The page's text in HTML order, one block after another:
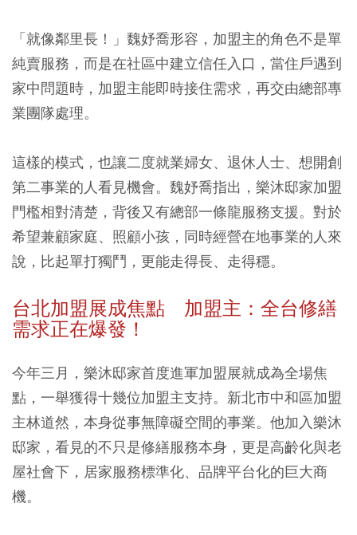
「就像鄰里長！」魏妤喬形容，加盟主的角色不是單
純賣服務，而是在社區中建立信任入口，當住戶遇到
家中問題時，加盟主能即時接住需求，再交由總部專
業團隊處理。
這樣的模式，也讓二度就業婦女、退休人士、想開創
第二事業的人看見機會。魏妤喬指出，樂沐邸家加盟
門檻相對清楚，背後又有總部一條龍服務支援。對於
希望兼顧家庭、照顧小孩，同時經營在地事業的人來
說，比起單打獨鬥，更能走得長、走得穩。
台北加盟展成焦點 加盟主：全台修繕
需求正在爆發！
今年三月，樂沐邸家首度進軍加盟展就成為全場焦
點，一舉獲得十幾位加盟主支持。新北市中和區加盟
主林道然，本身從事無障礙空間的事業。他加入樂沐
邸家，看見的不只是修繕服務本身，更是高齡化與老
屋社會下，居家服務標準化、品牌平台化的巨大商
機。